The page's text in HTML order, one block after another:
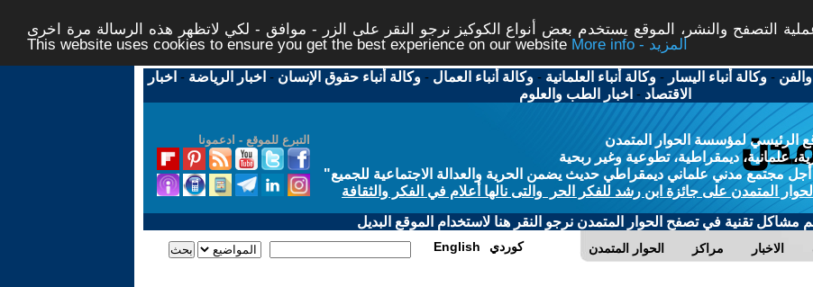
التصفح والنشر، الموقع يستخدم بعض أنواع الكوكيز نرجو النقر على الزر - موافق - لكي لاتظهر هذه الرسالة مرة اخرى -
This website uses cookies to ensure you get the best experience on our website
More info - المزيد
والفن -وكالة أنباء اليسار -وكالة أنباء العلمانية -وكالة أنباء العمال -وكالة أنباء حقوق الإنسان - اخبار الرياضة - اخبار
الاقتصاد - اخبار الطب والعلوم
التبرع للموقع - ادعمونا
الرئيسي لمؤسسة الحوار المتمدن
علمانية، ديمقراطية، تطوعية وغير ربحية
مجتمع مدني علماني ديمقراطي حديث يضمن الحرية والعدالة الاجتماعية للجميع"
المتمدن على جائزة ابن رشد للفكر الحر والتى نالها أعلام في الفكر والثقافة
مشاكل تقنية في تصفح الحوار المتمدن نرجو النقر هنا لاستخدام الموقع البديل
الحوار المتمدن مراكز الاخبار English كوردي